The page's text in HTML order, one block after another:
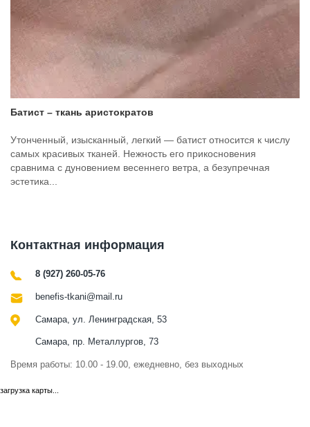
Батист – ткань аристократов
Утонченный, изысканный, легкий — батист относится к числу
самых красивых тканей. Нежность его прикосновения
сравнима с дуновением весеннего ветра, а безупречная
эстетика...
Контактная информация
8 (927) 260-05-76
benefis-tkani@mail.ru
Самара, ул. Ленинградская, 53
Самара, пр. Металлургов, 73
Время работы: 10.00 - 19.00, ежедневно, без выходных
загрузка карты...